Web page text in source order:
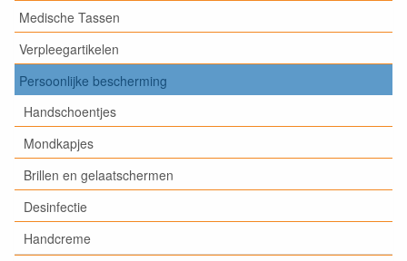
Medische Tassen
Verpleegartikelen
Persoonlijke bescherming
Handschoentjes
Mondkapjes
Brillen en gelaatschermen
Desinfectie
Handcreme